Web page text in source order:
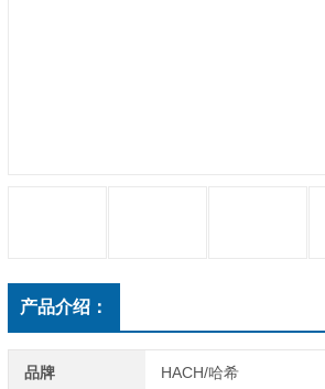
产品介绍：
品牌 HACH/哈希